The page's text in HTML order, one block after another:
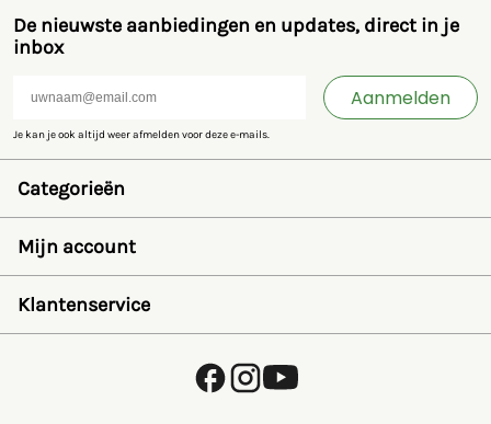
De nieuwste aanbiedingen en updates, direct in je
inbox
Aanmelden
Je kan je ook altijd weer afmelden voor deze e-mails.
Categorieën
Bruder
SIKU
Rolly Toys
Britains
Kids Globe
Jamara
Mijn account
Wensenlijst
Wachtwoord herstellen
Account aanmaken
Klantenservice